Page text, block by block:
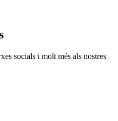
socials i molt més als nostres